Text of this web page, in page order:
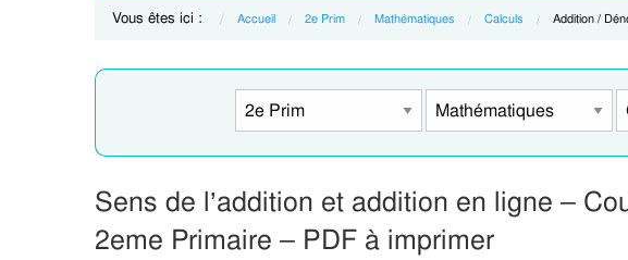
Vous êtes ici : Accueil 2e Prim Mathématiques Calculs Current:
Addition /
Sens de l’addition et addition en ligne –
2eme Primaire – PDF à imprimer